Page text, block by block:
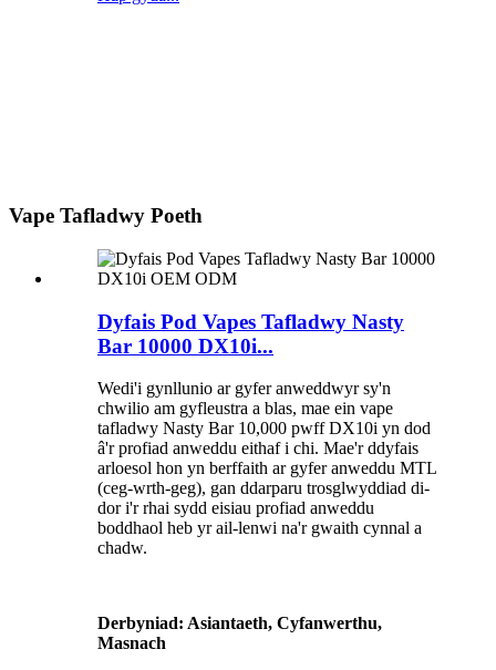
Vape Tafladwy Poeth
Dyfais Pod Vapes Tafladwy Nasty
Bar 10000 DX10i...
Wedi'i gynllunio ar gyfer anweddwyr sy'n
chwilio am gyfleustra a blas, mae ein vape
tafladwy Nasty Bar 10,000 pwff DX10i yn dod
â'r profiad anweddu eithaf i chi. Mae'r ddyfais
arloesol hon yn berffaith ar gyfer anweddu MTL
(ceg-wrth-geg), gan ddarparu trosglwyddiad di-
dor i'r rhai sydd eisiau profiad anweddu
boddhaol heb yr ail-lenwi na'r gwaith cynnal a
chadw.
Derbyniad: Asiantaeth, Cyfanwerthu,
Masnach